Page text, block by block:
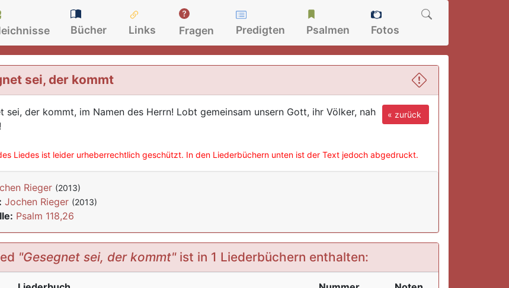
Bücher Links Fragen Predigten Psalmen Fotos
sei, der kommt
« zurück
sei, der kommt, im Namen des Herrn! Lobt gemeinsam unsern Gott, ihr Völker, nah
Liedes ist leider urheberrechtlich geschützt. In den Liederbüchern unten ist der Text jedoch abgedruckt.
Rieger (2013)
Jochen Rieger (2013)
Psalm 118,26
"Gesegnet sei, der kommt"ist in 1 Liederbüchern enthalten: